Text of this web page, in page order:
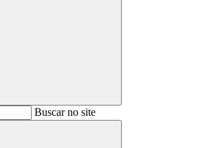
BuscarBuscar no site